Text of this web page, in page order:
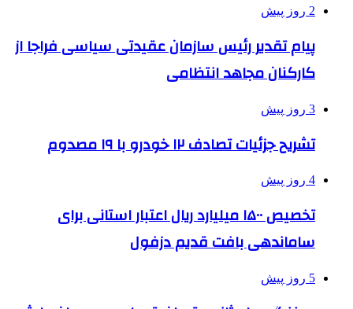
2 روز پیش
پیام تقدیر رئیس سازمان عقیدتی سیاسی فراجا از
کارکنان مجاهد انتظامی
3 روز پیش
تشریح جزئیات تصادف ۱۲ خودرو با ۱۹ مصدوم
4 روز پیش
تخصیص ۱۵۰۰ میلیارد ریال اعتبار استانی برای
ساماندهی بافت قدیم دزفول
5 روز پیش